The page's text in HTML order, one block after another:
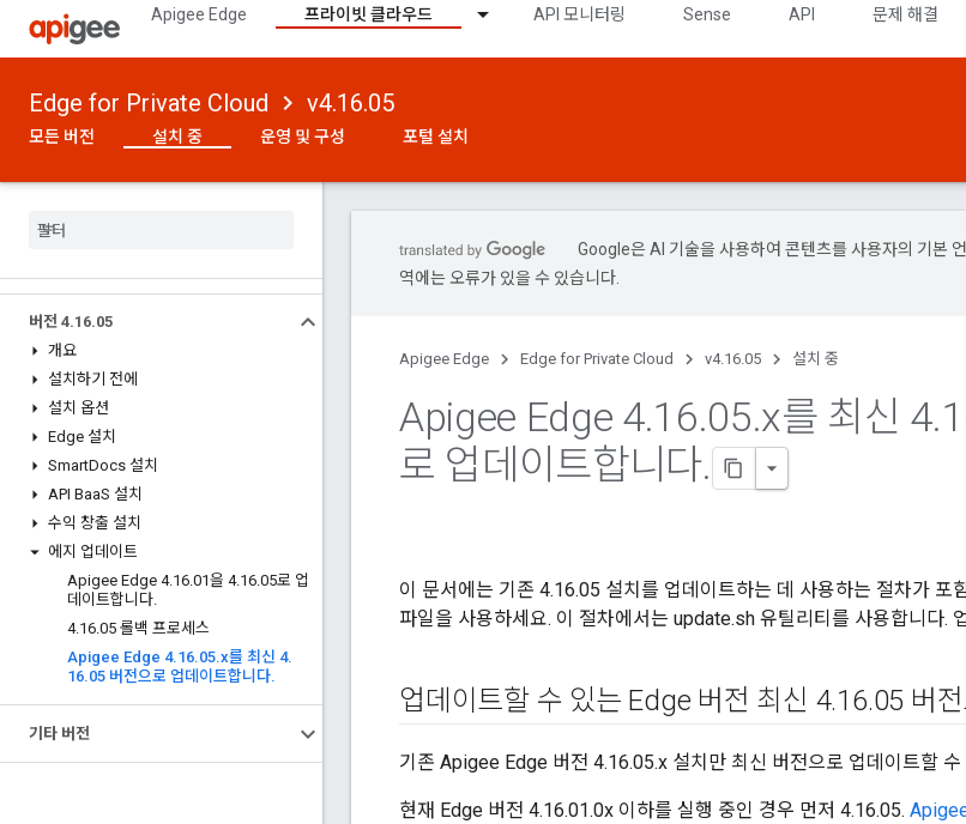
Apigee Edge 프라이빗 클라우드 API 모니터링 Sense API 문제 해결
Edge for Private Cloud v4.16.05
모든 버전 설치 중 운영 및 구성 포털 설치
버전 4.16.05
개요
설치하기 전에
설치 옵션
Edge 설치
SmartDocs 설치
API BaaS 설치
수익 창출 설치
에지 업데이트
Apigee Edge 4.16.01을 4.16.05로 업
데이트합니다.
4.16.05 롤백 프로세스
Apigee Edge 4.16.05.x를 최신 4.
16.05 버전으로 업데이트합니다.
기타 버전
Google은 AI 기술을 사용하여 콘텐츠를 사용자의 기본
역에는 오류가 있을 수 있습니다.
Apigee Edge Edge for Private Cloud v4.16.05 설치 중
Apigee Edge 4.16.05.x를 최신 4.
로 업데이트합니다.
이 문서에는 기존 4.16.05 설치를 업데이트하는 데 사용하는 절차가
파일을 사용하세요. 이 절차에서는 update.sh 유틸리티를 사용합니다.
업데이트할 수 있는 Edge 버전 최신 4.16.05 버
기존 Apigee Edge 버전 4.16.05.x 설치만 최신 버전으로 업데이트할
현재 Edge 버전 4.16.01.0x 이하를 실행 중인 경우 먼저 4.16.05.